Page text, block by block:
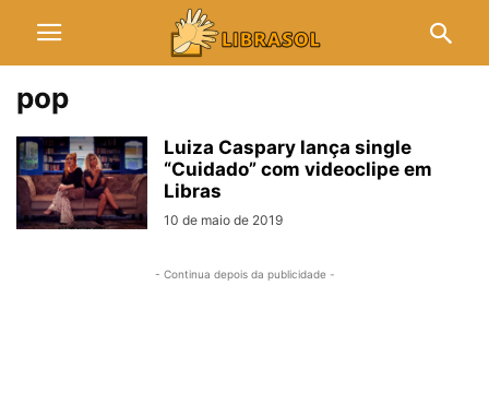
pop
Luiza Caspary lança single
“Cuidado” com videoclipe em
Libras
10 de maio de 2019
- Continua depois da publicidade -